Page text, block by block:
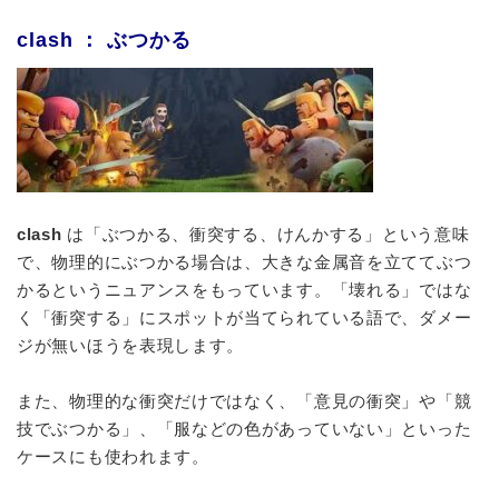
clash ： ぶつかる
clash は「ぶつかる、衝突する、けんかする」という意味
で、物理的にぶつかる場合は、大きな金属音を立ててぶつ
かるというニュアンスをもっています。「壊れる」ではな
く「衝突する」にスポットが当てられている語で、ダメー
ジが無いほうを表現します。
また、物理的な衝突だけではなく、「意見の衝突」や「競
技でぶつかる」、「服などの色があっていない」といった
ケースにも使われます。